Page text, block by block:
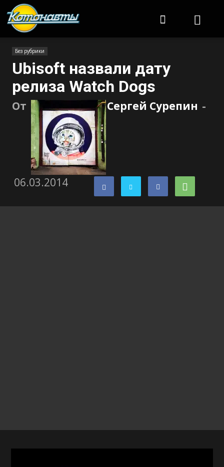
Без рубрики
Ubisoft назвали дату
релиза Watch Dogs
От Сергей Сурепин -
06.03.2014